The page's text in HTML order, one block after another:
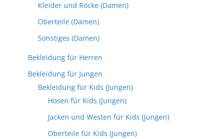
Kleider und Röcke (Damen)
Oberteile (Damen)
Sonstiges (Damen)
Bekleidung für Herren
Bekleidung für Jungen
Bekleidung für Kids (Jungen)
Hosen für Kids (Jungen)
Jacken und Westen für Kids (Jungen)
Oberteile für Kids (Jungen)